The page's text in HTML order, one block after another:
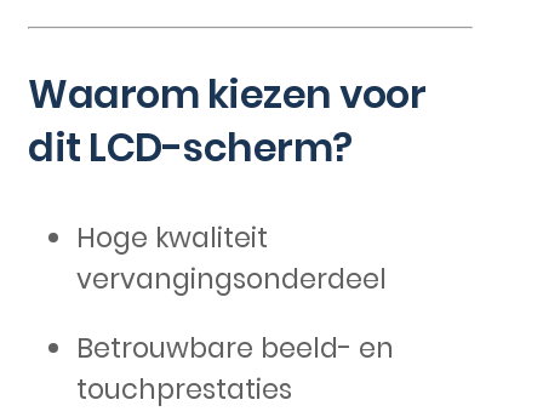
Waarom kiezen voor
dit LCD-scherm?
Hoge kwaliteit
vervangingsonderdeel
Betrouwbare beeld- en
touchprestaties